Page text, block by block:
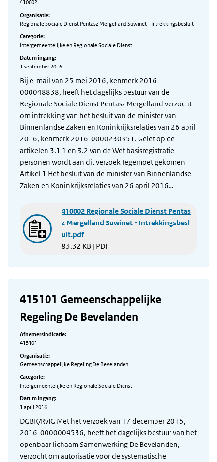
410002
Organisatie:
Regionale Sociale Dienst Pentasz Mergelland Suwinet - Intrekkingsbesluit
Categorie:
Intergemeentelijke en Regionale Sociale Dienst
Datum ingang:
1 september 2016
Bij e-mail van 25 mei 2016, kenmerk 2016-
000048838, heeft het dagelijks bestuur van de
Regionale Sociale Dienst Pentasz Mergelland verzocht
om intrekking van het besluit van de minister van
Binnenlandse Zaken en Koninkrijksrelaties van 26 april
2016, kenmerk 2016-0000230351. Gelet op de
artikelen 3.1 1 en 3.2 van de Wet basisregistratie
personen wordt aan dit verzoek tegemoet gekomen.
Artikel 1 Het besluit van de minister van Binnenlandse
Zaken en Koninkrijksrelaties van 26 april 2016…
410002 Regionale Sociale Dienst Pentas
z Mergelland Suwinet - Intrekkingsbesl
uit.pdf
83.32 KB | PDF
415101 Gemeenschappelijke
Regeling De Bevelanden
Afnemersindicatie:
415101
Organisatie:
Gemeenschappelijke Regeling De Bevelanden
Categorie:
Intergemeentelijke en Regionale Sociale Dienst
Datum ingang:
1 april 2016
DGBK/RvIG Met het verzoek van 17 december 2015,
2016-0000004536, heeft het dagelijks bestuur van het
openbaar lichaam Samenwerking De Bevelanden,
verzocht om autorisatie voor de systematische